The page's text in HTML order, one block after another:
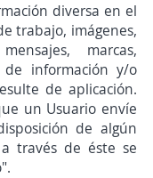
diversa en el
trabajo, imágenes,
marcas,
información y/o
de aplicación.
un Usuario envíe
de algún
través de éste se